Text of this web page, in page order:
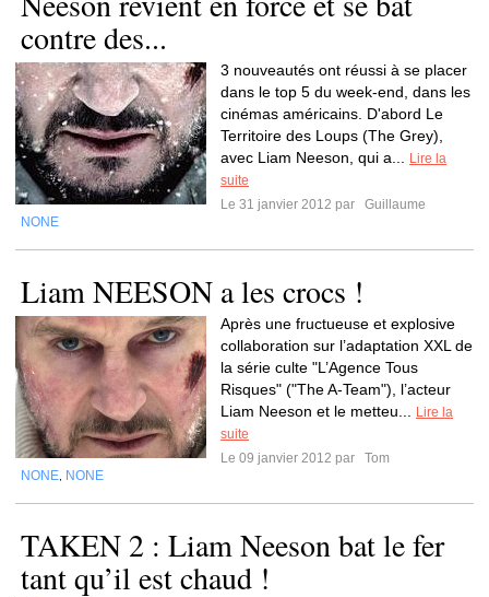
contre des...
3 nouveautés ont réussi à se placer
dans le top 5 du week-end, dans les
cinémas américains. D'abord Le
Territoire des Loups (The Grey),
avec Liam Neeson, qui a...
Lire la
suite
Le 31 janvier 2012 par
Guillaume
NONE
Liam NEESON a les crocs !
Après une fructueuse et explosive
collaboration sur l’adaptation XXL de
la série culte "L’Agence Tous
Risques" ("The A-Team"), l’acteur
Liam Neeson et le metteu...
Lire la
suite
Le 09 janvier 2012 par
Tom
NONE NONE
TAKEN 2 : Liam Neeson bat le fer
tant qu’il est chaud !